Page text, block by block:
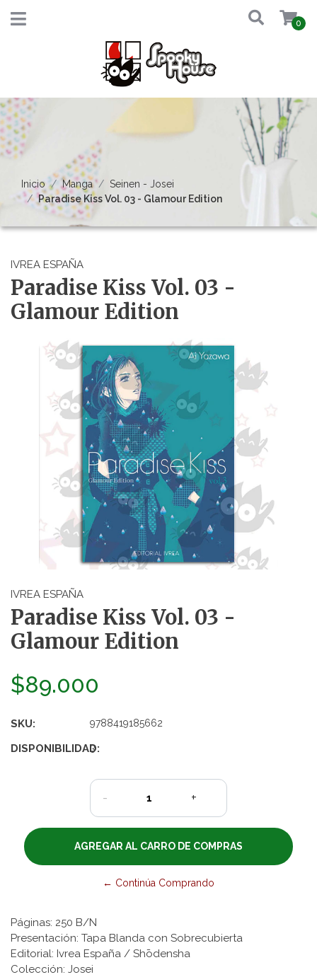
0
Inicio Manga
Seinen - Josei
Paradise Kiss Vol. 03 - Glamour Edition
IVREA ESPAÑA
Paradise Kiss Vol. 03 -
Glamour Edition
IVREA ESPAÑA
Paradise Kiss Vol. 03 -
Glamour Edition
$89.000
SKU: 9788419185662
DISPONIBILIDAD:
3
- +
← Continúa Comprando
Páginas: 250 B/N
Presentación: Tapa Blanda con Sobrecubierta
Editorial: Ivrea España / Shōdensha
Colección: Josei